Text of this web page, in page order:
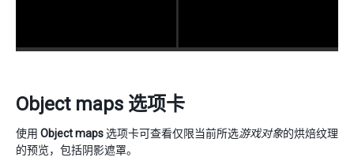
Object maps 选项卡
使用 Object maps选项卡可查看仅限当前所选游戏对象的烘焙纹理
的预览，包括阴影遮罩。